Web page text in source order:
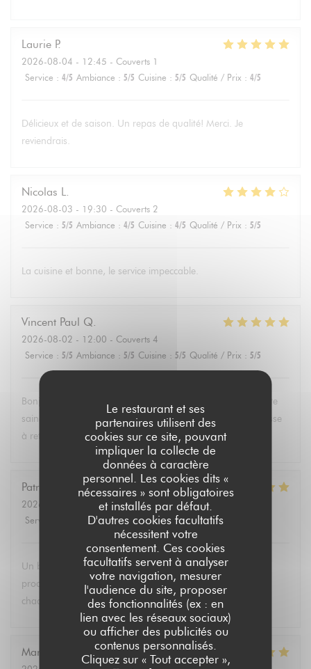
Le restaurant et ses
partenaires utilisent des
cookies sur ce site, pouvant
impliquer la collecte de
données à caractère
personnel. Les cookies dits «
nécessaires » sont obligatoires
et installés par défaut.
D'autres cookies facultatifs
nécessitent votre
consentement. Ces cookies
facultatifs servent à analyser
votre navigation, mesurer
l'audience du site, proposer
des fonctionnalités (ex : en
lien avec les réseaux sociaux)
ou afficher des publicités ou
contenus personnalisés.
Cliquez sur « Tout accepter »,
Laurie P
2026-08-04 - 12:45 - Couverts 1
Service : 4/5 Ambiance : 5/5 Cuisine : 5/5 Qualité / Prix : 4/5
Délicieux et de saison. Un repas de qualité! Merci. Je
reviendrais.
Nicolas L
2026-08-03 - 19:30 - Couverts 2
Service : 5/5 Ambiance : 4/5 Cuisine : 4/5 Qualité / Prix : 5/5
La cuisine et bonne, le service impeccable.
Vincent Paul Q
2026-08-02 - 12:00 - Couverts 4
Service : 5/5 Ambiance : 5/5 Cuisine : 5/5 Qualité / Prix : 5/5
Bonjour , super service et mets délicieux. Un belle découverte
saine et équilibrée pas évident à trouver partout. Une adresse
à retenir .Merci.
Patricia
2026-08-02
- 13:30 - Couverts 6
Service
Ambiance: 4/5 Cuisine: 5/5 Qualité / Prix
Un brunch dominical excellent avec un buffet de qualité de
produits végétariens et bio. Tous les convives se régalent à
chaque fois.
Marie Christine D